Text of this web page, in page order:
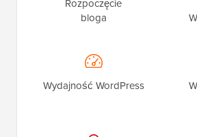
bloga
Wydajność WordPress